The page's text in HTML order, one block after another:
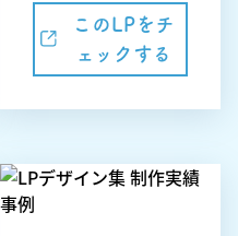
このLPをチ
ェックする